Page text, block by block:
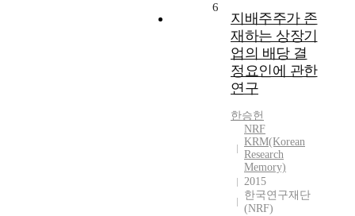
6
지배주주가 존
재하는 상장기
업의 배당 결
정요인에 관한
연구
한승헌
NRF
KRM(Korean
Research
Memory)
2015
한국연구재단
(NRF)